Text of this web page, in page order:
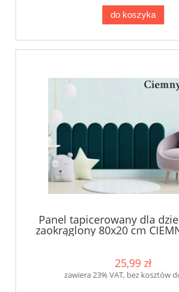
do koszyka
Panel tapicerowany dla
zaokrąglony 80x20 cm
25,99 zł
zawiera 23% VAT, bez kosztów